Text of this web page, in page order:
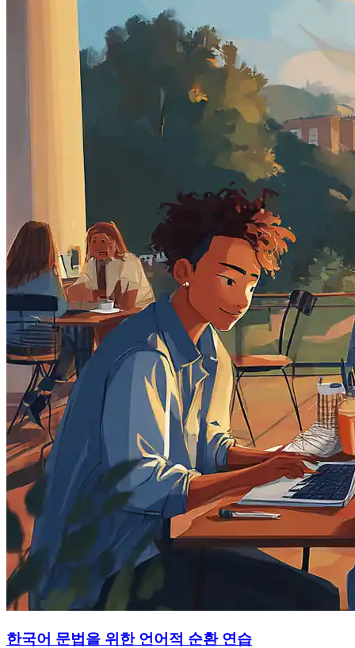
한국어 문법을 위한 언어적 순환 연습